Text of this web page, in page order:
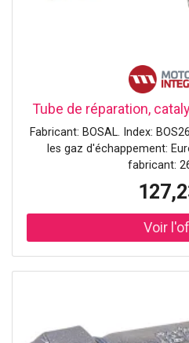
fabriquées avec l'équivalent
Tube de réparation,
Fabricant: BOSAL. Index:
les gaz d'échappement:
fabricant: